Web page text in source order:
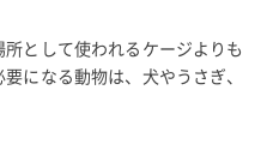
として使われるケージよりも
になる動物は、犬やうさぎ、